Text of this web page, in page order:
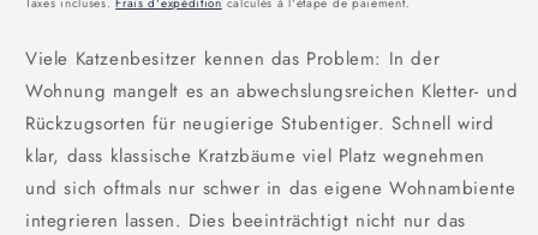
Viele Katzenbesitzer kennen das Problem: In der
Wohnung mangelt es an abwechslungsreichen Kletter- und
Rückzugsorten für neugierige Stubentiger. Schnell wird
klar, dass klassische Kratzbäume viel Platz wegnehmen
und sich oftmals nur schwer in das eigene Wohnambiente
integrieren lassen. Dies beeinträchtigt nicht nur das